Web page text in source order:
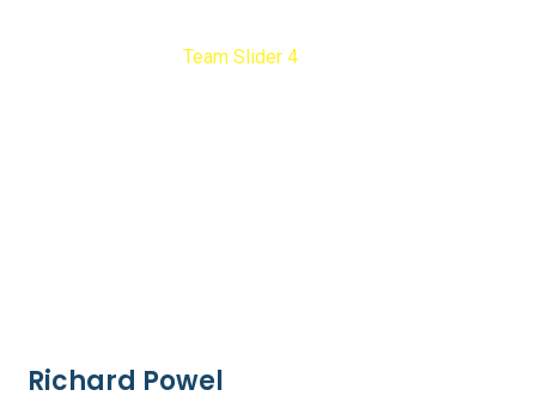
Team Slider 4
Richard Powel